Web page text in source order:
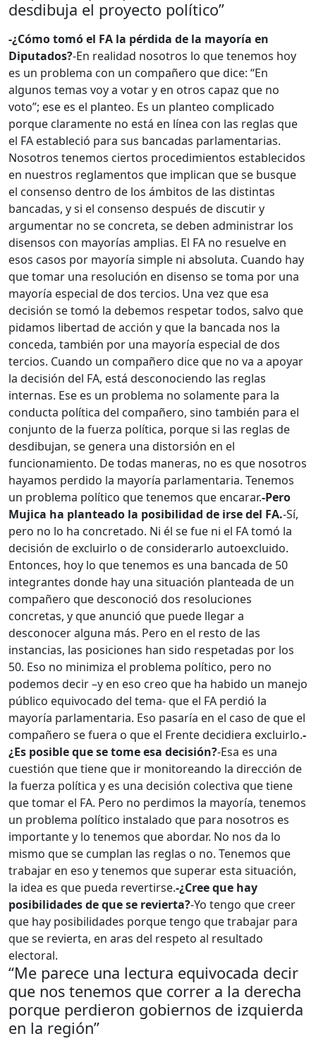
desdibuja el proyecto político”
-¿Cómo tomó el FA la pérdida de la mayoría en
Diputados?-En realidad nosotros lo que tenemos hoy
es un problema con un compañero que dice: “En
algunos temas voy a votar y en otros capaz que no
voto”; ese es el planteo. Es un planteo complicado
porque claramente no está en línea con las reglas que
el FA estableció para sus bancadas parlamentarias.
Nosotros tenemos ciertos procedimientos establecidos
en nuestros reglamentos que implican que se busque
el consenso dentro de los ámbitos de las distintas
bancadas, y si el consenso después de discutir y
argumentar no se concreta, se deben administrar los
disensos con mayorías amplias. El FA no resuelve en
esos casos por mayoría simple ni absoluta. Cuando hay
que tomar una resolución en disenso se toma por una
mayoría especial de dos tercios. Una vez que esa
decisión se tomó la debemos respetar todos, salvo que
pidamos libertad de acción y que la bancada nos la
conceda, también por una mayoría especial de dos
tercios. Cuando un compañero dice que no va a apoyar
la decisión del FA, está desconociendo las reglas
internas. Ese es un problema no solamente para la
conducta política del compañero, sino también para el
conjunto de la fuerza política, porque si las reglas de
desdibujan, se genera una distorsión en el
funcionamiento. De todas maneras, no es que nosotros
hayamos perdido la mayoría parlamentaria. Tenemos
un problema político que tenemos que encarar.-Pero
Mujica ha planteado la posibilidad de irse del FA.-Sí,
pero no lo ha concretado. Ni él se fue ni el FA tomó la
decisión de excluirlo o de considerarlo autoexcluido.
Entonces, hoy lo que tenemos es una bancada de 50
integrantes donde hay una situación planteada de un
compañero que desconoció dos resoluciones
concretas, y que anunció que puede llegar a
desconocer alguna más. Pero en el resto de las
instancias, las posiciones han sido respetadas por los
50. Eso no minimiza el problema político, pero no
podemos decir –y en eso creo que ha habido un manejo
público equivocado del tema- que el FA perdió la
mayoría parlamentaria. Eso pasaría en el caso de que el
compañero se fuera o que el Frente decidiera excluirlo.-
¿Es posible que se tome esa decisión?-Esa es una
cuestión que tiene que ir monitoreando la dirección de
la fuerza política y es una decisión colectiva que tiene
que tomar el FA. Pero no perdimos la mayoría, tenemos
un problema político instalado que para nosotros es
importante y lo tenemos que abordar. No nos da lo
mismo que se cumplan las reglas o no. Tenemos que
trabajar en eso y tenemos que superar esta situación,
la idea es que pueda revertirse.-¿Cree que hay
posibilidades de que se revierta?-Yo tengo que creer
que hay posibilidades porque tengo que trabajar para
que se revierta, en aras del respeto al resultado
electoral.
“Me parece una lectura equivocada decir
que nos tenemos que correr a la derecha
porque perdieron gobiernos de izquierda
en la región”